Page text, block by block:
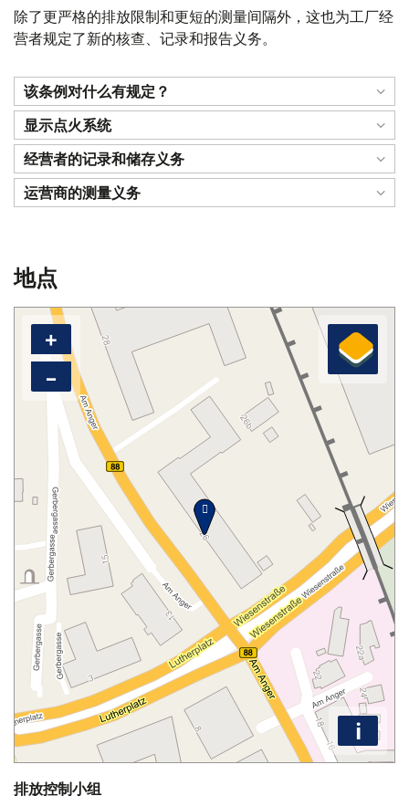
除了更严格的排放限制和更短的测量间隔外，这也为工厂经
营者规定了新的核查、记录和报告义务。
该条例对什么有规定？
显示点火系统
经营者的记录和储存义务
运营商的测量义务
地点
+
–
i
排放控制小组